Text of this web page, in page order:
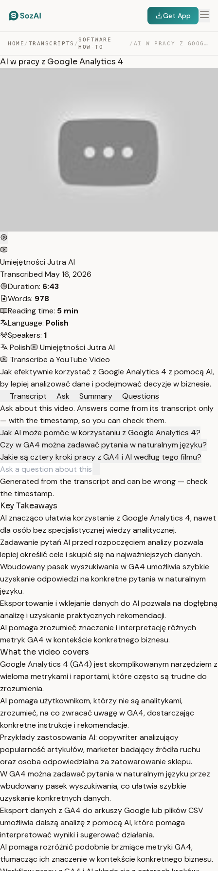
Get App
HOME / TRANSCRIPTS /
SOFTWARE
HOW-TO
/ AI W PRACY Z GOOGLE ANALYTICS 4 — TRANSCRIPT
AI w pracy z Google Analytics 4
Umiejętności Jutra AI
Transcribed May 16, 2026
Duration: 6:43
Words: 978
Reading time: 5 min
Language: Polish
Speakers: 1
Polish
Umiejętności Jutra AI
Transcribe a YouTube Video
Jak efektywnie korzystać z Google Analytics 4 z pomocą AI,
by lepiej analizować dane i podejmować decyzje w biznesie.
Transcript
Ask Summary
Questions
Ask about this video. Answers come from its transcript only
— with the timestamp, so you can check them.
Jak AI może pomóc w korzystaniu z Google Analytics 4?
Czy w GA4 można zadawać pytania w naturalnym języku?
Jakie są cztery kroki pracy z GA4 i AI według tego filmu?
Generated from the transcript and can be wrong — check
the timestamp.
Key Takeaways
AI znacząco ułatwia korzystanie z Google Analytics 4, nawet
dla osób bez specjalistycznej wiedzy analitycznej.
Zadawanie pytań AI przed rozpoczęciem analizy pozwala
lepiej określić cele i skupić się na najważniejszych danych.
Wbudowany pasek wyszukiwania w GA4 umożliwia szybkie
uzyskanie odpowiedzi na konkretne pytania w naturalnym
języku.
Eksportowanie i wklejanie danych do AI pozwala na dogłębną
analizę i uzyskanie praktycznych rekomendacji.
AI pomaga zrozumieć znaczenie i interpretację różnych
metryk GA4 w kontekście konkretnego biznesu.
What the video covers
Google Analytics 4 (GA4) jest skomplikowanym narzędziem z
wieloma metrykami i raportami, które często są trudne do
zrozumienia.
AI pomaga użytkownikom, którzy nie są analitykami,
zrozumieć, na co zwracać uwagę w GA4, dostarczając
konkretne instrukcje i rekomendacje.
Przykłady zastosowania AI: copywriter analizujący
popularność artykułów, marketer badający źródła ruchu
oraz osoba odpowiedzialna za zatowarowanie sklepu.
W GA4 można zadawać pytania w naturalnym języku przez
wbudowany pasek wyszukiwania, co ułatwia szybkie
uzyskanie konkretnych danych.
Eksport danych z GA4 do arkuszy Google lub plików CSV
umożliwia dalszą analizę z pomocą AI, które pomaga
interpretować wyniki i sugerować działania.
AI pomaga rozróżnić podobnie brzmiące metryki GA4,
tłumacząc ich znaczenie w kontekście konkretnego biznesu.